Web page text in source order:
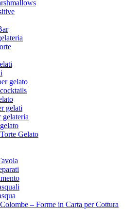
gelato
gelati
gelateria
Gelato
– Forme in Carta per Cottura